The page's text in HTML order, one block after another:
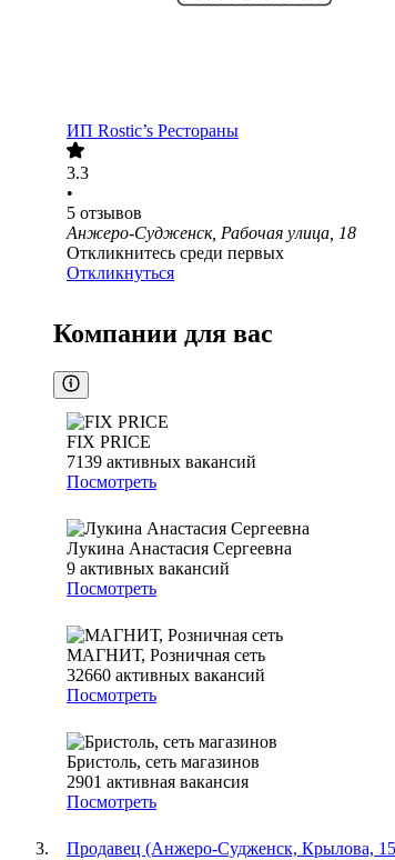
ИП Rostic’s Рестораны
3.3
•
5 отзывов
Анжеро-Судженск, Рабочая улица, 18
Откликнитесь среди первых
Откликнуться
Компании для вас
FIX PRICE
7139 активных вакансий
Посмотреть
Лукина Анастасия Сергеевна
9 активных вакансий
Посмотреть
МАГНИТ, Розничная сеть
32660 активных вакансий
Посмотреть
Бристоль, сеть магазинов
2901 активная вакансия
Посмотреть
Продавец (Анжеро-Судженск, Крылова,